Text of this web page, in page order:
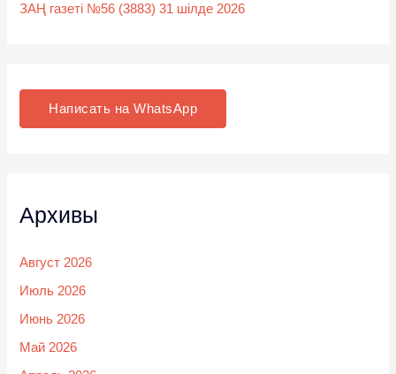
ЗАҢ газеті №56 (3883) 31 шілде 2026
Написать на WhatsApp
Архивы
Август 2026
Июль 2026
Июнь 2026
Май 2026